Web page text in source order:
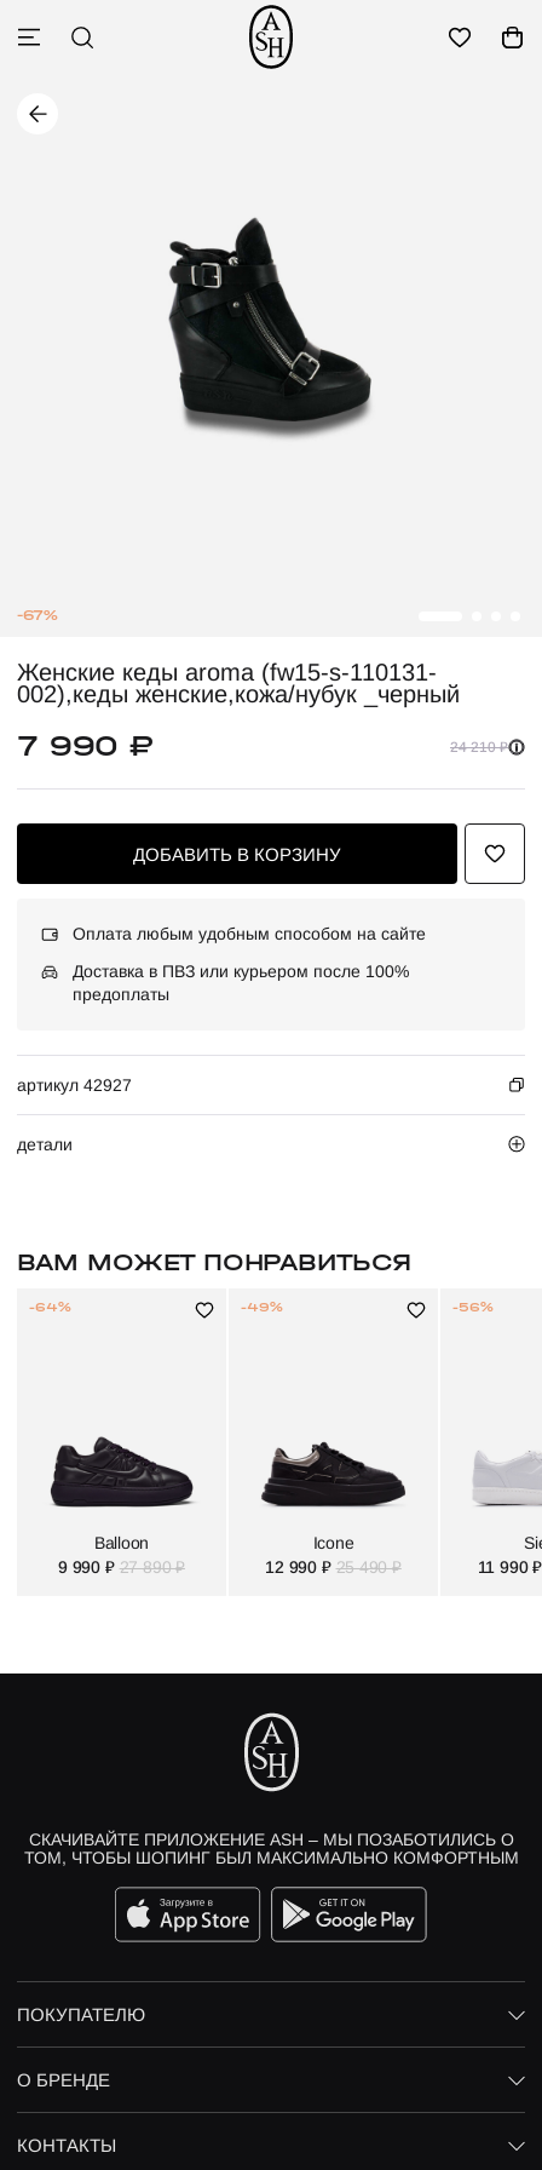
-67%
Женские кеды aroma (fw15-s-110131-
002),кеды женские,кожа/нубук _черный
7 990 ₽ 24 210 ₽
ДОБАВИТЬ В КОРЗИНУ
Оплата любым удобным способом на сайте
Доставка в ПВЗ или курьером после 100%
предоплаты
артикул 42927
детали
ВАМ МОЖЕТ ПОНРАВИТЬСЯ
Balloon
9 990 ₽ 27 890 ₽
-64%
Icone
12 990 ₽ 25 490 ₽
-49%
11 990 ₽
-56%
СКАЧИВАЙТЕ ПРИЛОЖЕНИЕ ASH – МЫ ПОЗАБОТИЛИСЬ О
ТОМ, ЧТОБЫ ШОПИНГ БЫЛ МАКСИМАЛЬНО КОМФОРТНЫМ
ПОКУПАТЕЛЮ
О БРЕНДЕ
КОНТАКТЫ